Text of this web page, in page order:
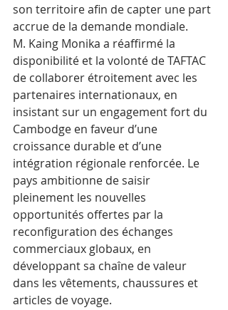
son territoire afin de capter une part
accrue de la demande mondiale.
M. Kaing Monika a réaffirmé la
disponibilité et la volonté de TAFTAC
de collaborer étroitement avec les
partenaires internationaux, en
insistant sur un engagement fort du
Cambodge en faveur d’une
croissance durable et d’une
intégration régionale renforcée. Le
pays ambitionne de saisir
pleinement les nouvelles
opportunités offertes par la
reconfiguration des échanges
commerciaux globaux, en
développant sa chaîne de valeur
dans les vêtements, chaussures et
articles de voyage.